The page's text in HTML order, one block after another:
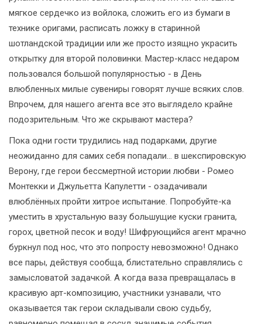
мягкое сердечко из войлока, сложить его из бумаги в
технике оригами, расписать ложку в старинной
шотландской традиции или же просто изящно украсить
открытку для второй половинки. Мастер-класс недаром
пользовался большой популярностью - в День
влюбленных милые сувениры говорят лучше всяких слов.
Впрочем, для нашего агента все это выглядело крайне
подозрительным. Что же скрывают мастера?
Пока одни гости трудились над подарками, другие
неожиданно для самих себя попадали… в шекспировскую
Верону, где герои бессмертной истории любви - Ромео
Монтекки и Джульетта Капулетти - озадачивали
влюблённых пройти хитрое испытание. Попробуйте-ка
уместить в хрустальную вазу большущие куски гранита,
горох, цветной песок и воду! Шифрующийся агент мрачно
буркнул под нос, что это попросту невозможно! Однако
все пары, действуя сообща, блистательно справлялись с
замысловатой задачкой. А когда ваза превращалась в
красивую арт-композицию, участники узнавали, что
оказывается так герои складывали свою судьбу,